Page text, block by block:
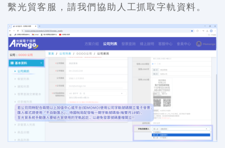
繫光貿客服，請我們協助人工抓取字軌資料。